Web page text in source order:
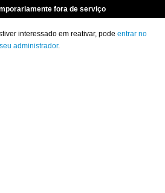
fora de serviço
interessado em reativar, pode entrar no
seu administrador.